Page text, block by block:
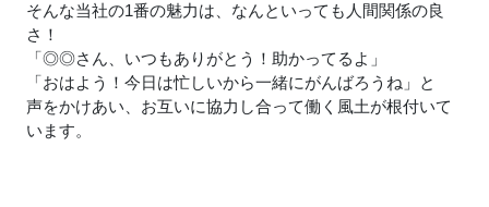
そんな当社の1番の魅力は、なんといっても人間関係の良
さ！
「◎◎さん、いつもありがとう！助かってるよ」
「おはよう！今日は忙しいから一緒にがんばろうね」と
声をかけあい、お互いに協力し合って働く風土が根付いて
います。